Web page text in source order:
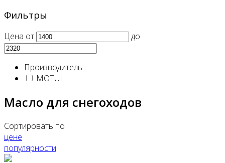
Фильтры
Цена от до
Производитель
MOTUL
Масло для снегоходов
Сортировать по
цене
популярности